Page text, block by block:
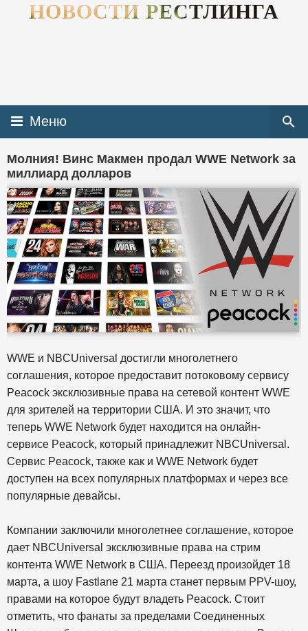
НОВОСТИ РЕСТЛИНГА
Меню
Молния! Винс Макмен продал WWE Network за
миллиард долларов
WWE и NBCUniversal достигли многолетнего
соглашения, которое предоставит потоковому сервису
Peacock эксклюзивные права на сетевой контент WWE
для зрителей на территории США. И это значит, что
теперь WWE Network будет находится на онлайн-
сервисе Peacock, который принадлежит NBCUniversal.
Сервис Peacock, также как и WWE Network будет
доступен на всех популярных платформах и через все
популярные девайсы.
Компании заключили многолетнее соглашение, которое
дает NBCUniversal эксклюзивные права на стрим
контента WWE Network в США. Переезд произойдет 18
марта, а шоу Fastlane 21 марта станет первым PPV-шоу,
правами на которое будут владеть Peacock. Стоит
отметить, что фанаты за пределами Соединенных